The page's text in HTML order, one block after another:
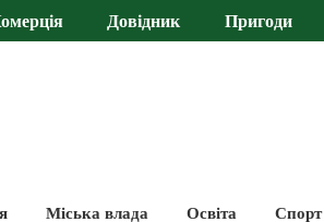
Довідник Пригоди
Міська влада Освіта Спорт